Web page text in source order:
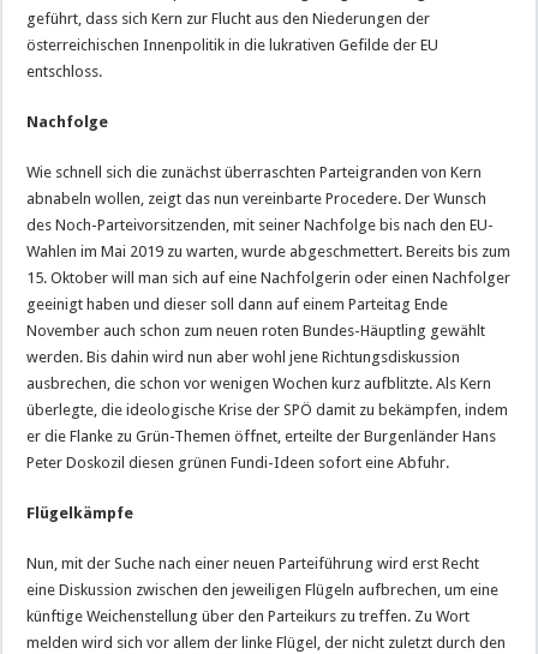
geführt, dass sich Kern zur Flucht aus den Niederungen der
österreichischen Innenpolitik in die lukrativen Gefilde der EU
entschloss.
Nachfolge
Wie schnell sich die zunächst überraschten Parteigranden von Kern
abnabeln wollen, zeigt das nun vereinbarte Procedere. Der Wunsch
des Noch-Parteivorsitzenden, mit seiner Nachfolge bis nach den EU-
Wahlen im Mai 2019 zu warten, wurde abgeschmettert. Bereits bis zum
15. Oktober will man sich auf eine Nachfolgerin oder einen Nachfolger
geeinigt haben und dieser soll dann auf einem Parteitag Ende
November auch schon zum neuen roten Bundes-Häuptling gewählt
werden. Bis dahin wird nun aber wohl jene Richtungsdiskussion
ausbrechen, die schon vor wenigen Wochen kurz aufblitzte. Als Kern
überlegte, die ideologische Krise der SPÖ damit zu bekämpfen, indem
er die Flanke zu Grün-Themen öffnet, erteilte der Burgenländer Hans
Peter Doskozil diesen grünen Fundi-Ideen sofort eine Abfuhr.
Flügelkämpfe
Nun, mit der Suche nach einer neuen Parteiführung wird erst Recht
eine Diskussion zwischen den jeweiligen Flügeln aufbrechen, um eine
künftige Weichenstellung über den Parteikurs zu treffen. Zu Wort
melden wird sich vor allem der linke Flügel, der nicht zuletzt durch den